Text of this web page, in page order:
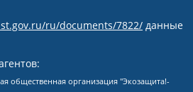
ru/documents/7822/ данные
"The Insider SIA", https://theins.ru, Постернак Алексей Евгеньевич, Рубин Михаил Аркадьевич, Анин Роман Александрович, Юридическое лицо Istories fonds, зарегистрированное в Латвийской Республике (регистрационный номер 50008295751, дата регистрации 24.02.2020), Великовский Дмитрий Александрович, Долинина Ирина Николаевна, Мароховская Алеся Алексеевна, Шлейнов Роман Юрьевич, Шмагун Олеся Валентиновна, Общество с ограниченной ответственностью "Альтаир 2021", Общество с ограниченной ответственностью "Вега 2021", Общество с ограниченной ответственностью "Главный редактор 2021", Общество с ограниченной ответственностью "Ромашки монолит", Важенков Артем Валерьевич, Ивановская областная общественная организация "Центр гендерных исследований", Гурман Юрий Альбертович, Медиапроект "ОВД-Инфо", Егоров Владимир Владимирович, Жилинский Владимир Александрович, Общество с ограниченной ответственностью "ЗП", Иванова София Юрьевна, Карезина Инна Павловна, Кильтау Екатерина Викторовна, Петров Алексей Викторович, Пискунов Сергей Евгеньевич, Смирнов Сергей Сергеевич, Тихонов Михаил Сергеевич, Общество с ограниченной ответственностью "ЖУРНАЛИСТ-ИНОСТРАННЫЙ АГЕНТ", Арапова Галина Юрьевна, Вольтская Татьяна Анатольевна, Американская компания "Mason G.E.S. Anonymous Foundation" (США), являющаяся владельцем интернет-издания https://mnews.world/, Компания "Stichting Bellingcat", зарегистрированная в Нидерландах (дата регистрации 11.07.2018), Захаров Андрей Вячеславович, Клепиковская Екатерина Дмитриевна, Общество с ограниченной ответственностью "МЕМО", Перл Роман Александрович, Симонов Евгений Алексеевич, Соловьева Елена Анатольевна, Сотников Даниил Владимирович, Сурначева Елизавета Дмитриевна, Автономная некоммерческая организация по защите прав человека и информированию населения "Якутия – Наше Мнение", Общество с ограниченной ответственностью "Москоу диджитал медиа", с 26.01.2023 Общество с ограниченной ответственностью "Чайка Белые сады", Ветошкина Валерия Валерьевна, Заговора Максим Александрович, Межрегиональное общественное движение "Российская ЛГБТ - сеть", Оленичев Максим Владимирович, Павлов Иван Юрьевич, Скворцова Елена Сергеевна, Общество с ограниченной ответственностью "Как бы инагент", Кочетков Игорь Викторович, Общество с ограниченной ответственностью "Честные выборы", Еланчик Олег Александрович, Общество с ограниченной ответственностью "Нобелевский призыв", Гималова Регина Эмилевна, Григорьев Андрей Валерьевич, Григорьева Алина Александровна, Ассоциация по содействию защите прав призывников, альтернативнослужащих и военнослужащих "Правозащитная группа "Гражданин.Армия.Право", Хисамова Регина Фаритовна, Автономная некоммерческая организация по реализации социально-правовых программ "Лилит", Дальневосточное общественное движение "Маяк", Санкт-Петербургская ЛГБТ-инициативная группа "Выход", Инициативная группа ЛГБТ+ "Реверс", Алексеев Андрей Викторович, Бекбулатова Таисия Львовна, Беляев Иван Михайлович, Владыкина Елена Сергеевна, Гельман Марат Александрович, Никульшина Вероника Юрьевна, Толоконникова Надежда Андреевна, Шендерович Виктор Анатольевич, Общество с ограниченной ответственностью "Данное сообщение", Общество с ограниченной ответственностью Издательский дом "Новая глава", Айнбиндер Александра Александровна, Московский комьюнити-центр для ЛГБТ+инициатив, Благотворительный фонд развития филантропии, Deutsche Welle (Германия, Kurt-Schumacher-Strasse 3, 53113 Bonn), Борзунова Мария Михайловна, Воробьев Виктор Викторович, Голубева Анна Львовна, Константинова Алла Михайловна, Малкова Ирина Владимировна, Мурадов Мурад Абдулгалимович, Осетинская Елизавета Николаевна, Понасенков Евгений Николаевич, Ганапольский Матвей Юрьевич, Киселев Евгений Алексеевич, Борухович Ирина Григорьевна, Дремин Иван Тимофеевич, Дубровский Дмитрий Викторович, Красноярская региональная общественная организация поддержки и развития альтернативных образовательных технологий и межкультурных коммуникаций "ИНТЕРРА", Маяковская Екатерина Алексеевна, Фейгин Марк Захарович, Филимонов Андрей Викторович, Дзугкоева Регина Николаевна, Доброхотов Роман Александрович, Дудь Юрий Александрович, Елкин Сергей Владимирович, Кругликов Кирилл Игоревич, Сабунаева Мария Леонидовна, Семенов Алексей Владимирович, Шаинян Карен Багратович, Шульман Екатерина Михайловна, Асафьев Артур Валерьевич, Вахштайн Виктор Семенович, Венедиктов Алексей Алексеевич, Лушникова Екатерина Евгеньевна, Волков Леонид Михайлович, Невзоров Александр Глебович, Пархоменко Сергей Борисович, Сироткин Ярослав Николаевич, Кара-Мурза Владимир Владимирович, Баранова Наталья Владимировна, Гозман Леонид Яковлевич, Кагарлицкий Борис Юльевич, Климарев Михаил Валерьевич, Милов Владимир Станиславович, Автономная некоммерческая организация Краснодарский центр современного искусства "Типография", Моргенштерн Алишер Тагирович, Соболь Любовь Эдуардовна, Общество с ограниченной ответственностью "ЛИЗА НОРМ", Каспаров Гарри Кимович, Ходорковский Михаил Борисович, Общество с ограниченной ответственностью "Апрельские тезисы", Данилович Ирина Брониславовна, Кашин Олег Владимирович, Петров Николай Владимирович, Пивоваров Алексей Владимирович, Соколов Михаил Владимирович, Цветкова Юлия Владимировна, Чичваркин Евгений Александрович, Комитет против пыток/Команда против пыток, Общество с ограниченной ответственностью "Первый научный", Общество с ограниченной ответственностью "Вертолет и ко", Белоцерковская Вероника Борисовна, Кац Максим Евгеньевич, Лазарева Татьяна Юрьевна, Шаведдинов Руслан Табризович, Яшин Илья Валерьевич, Общество с ограниченной ответственностью "Иноагент ААВ", Алешковский Дмитрий Петрович, Альбац Евгения Марковна, Быков Дмитрий Львович, Галямина Юлия Евгеньевна, Лойко Сергей Леонидович, Мартынов Кирилл Константинович, Медведев Сергей Александрович, Крашенинников Федор Геннадиевич, Гордеева Катерина Вл